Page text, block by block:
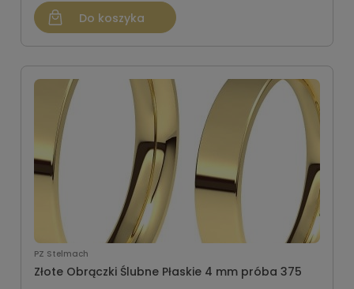
Do koszyka
PZ Stelmach
Złote Obrączki Ślubne Płaskie 4 mm próba 375